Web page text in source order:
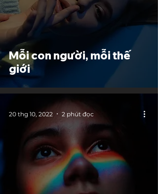
Mỗi con người, mỗi thế
giới
20 thg 10, 2022 2 phút đọc